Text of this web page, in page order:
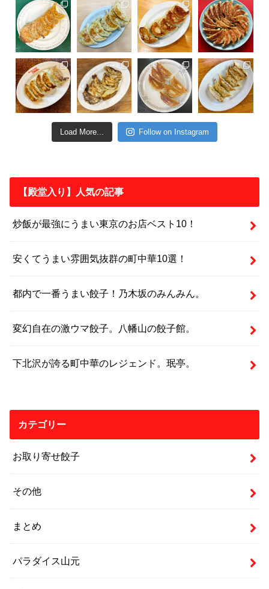
Load More... Follow on Instagram
【殿堂入り】人気の記事
炒飯が最強にうまい東京のお店ベスト10！
安くてうまい雰囲気抜群の町中華10選！
都内で一番うまい餃子！乃木坂のみんみん。
変幻自在の激ウマ餃子。八幡山の餃子館。
下北沢が誇る町中華のレジェンド。珉亭。
カテゴリー
お取り寄せ餃子
その他
まとめ
パラダイス山元